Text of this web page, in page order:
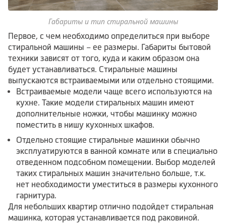
Габариты и тип стиральной машины
Первое, с чем необходимо определиться при выборе
стиральной машины – ее размеры. Габариты бытовой
техники зависят от того, куда и каким образом она
будет устанавливаться. Стиральные машины
выпускаются встраиваемыми или отдельно стоящими.
Встраиваемые модели чаще всего используются на
кухне. Такие модели стиральных машин имеют
дополнительные ножки, чтобы машинку можно
поместить в нишу кухонных шкафов.
Отдельно стоящие стиральные машинки обычно
эксплуатируются в ванной комнате или в специально
отведенном подсобном помещении. Выбор моделей
таких стиральных машин значительно больше, т.к.
нет необходимости уместиться в размеры кухонного
гарнитура.
Для небольших квартир отлично подойдет стиральная
машинка, которая устанавливается под раковиной.